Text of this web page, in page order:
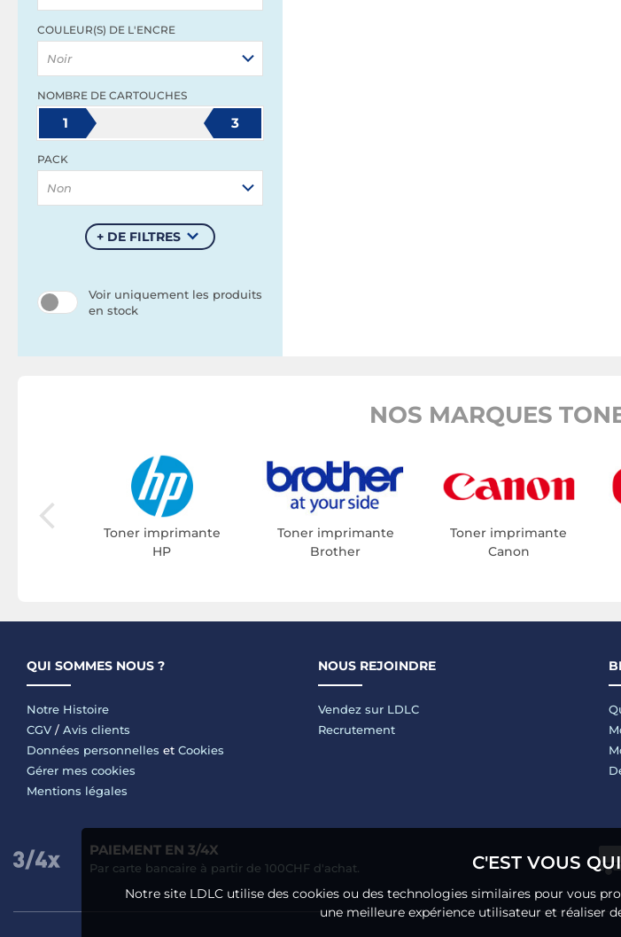
COULEUR(S) DE L'ENCRE
Noir
NOMBRE DE CARTOUCHES
1 3
PACK
Non
+ DE FILTRES
Voir uniquement les produits
en stock
NOS MARQUES
Toner imprimante
HP
Toner imprimante
Brother
Toner imprimante
Canon
QUI SOMMES NOUS ?
Notre Histoire
CGV / Avis clients
Données personnelles et Cookies
Gérer mes cookies
Mentions légales
NOUS REJOINDRE
Vendez sur LDLC
Recrutement
PAIEMENT EN 3/4X
Par carte bancaire à partir de 100CHF d'achat. C'EST VOUS
Notre site LDLC utilise des cookies ou des technologies similaires pour vous
une meilleure expérience utilisateur et réaliser